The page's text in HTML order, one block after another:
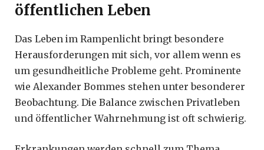
öffentlichen Leben
Das Leben im Rampenlicht bringt besondere
Herausforderungen mit sich, vor allem wenn es
um gesundheitliche Probleme geht. Prominente
wie Alexander Bommes stehen unter besonderer
Beobachtung. Die Balance zwischen Privatleben
und öffentlicher Wahrnehmung ist oft schwierig.